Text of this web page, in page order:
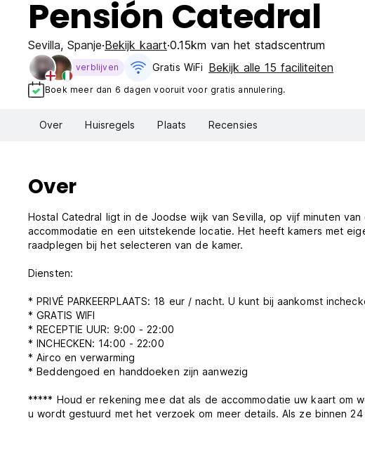
Pensión Catedral
Sevilla, Spanje Bekijk kaart 0.15km van het stadscentrum
verblijven Gratis WiFi Bekijk alle 15 faciliteiten
Boek meer dan 6 dagen vooruit voor gratis annulering.
Over Huisregels Plaats Recensies
Over
Hostal Catedral ligt in de Joodse wijk van Sevilla, op vijf minuten
accommodatie en een uitstekende locatie. Het heeft kamers met
raadplegen bij het selecteren van de kamer.
Diensten:
* PRIVÉ PARKEERPLAATS: 18 eur / nacht. U kunt bij aankomst
* GRATIS WIFI
* RECEPTIE UUR: 9:00 - 22:00
* INCHECKEN: 14:00 - 22:00
* Airco en verwarming
* Beddengoed en handdoeken zijn aanwezig
***** Houd er rekening mee dat als de accommodatie uw kaart om
u wordt gestuurd met het verzoek om meer details. Als ze binnen